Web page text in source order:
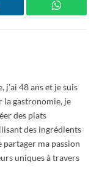
j'ai 48 ans et je suis
la gastronomie, je
des plats
des ingrédients
ma passion
uniques à travers